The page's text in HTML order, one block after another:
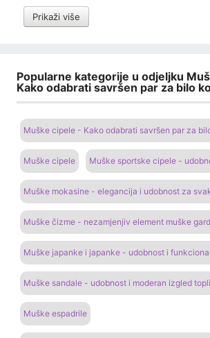
Prikaži više
Popularne kategorije u odjeljku
Kako odabrati savršen par za bilo
Muške cipele - Kako odabrati savršen par za
Muške cipele Muške sportske cipele -
Muške mokasine - elegancija i udobnost za
Muške čizme - nezamjenjiv element muške
Muške japanke i japanke - udobnost i
Muške sandale - udobnost i moderan izgled
Muške espadrile